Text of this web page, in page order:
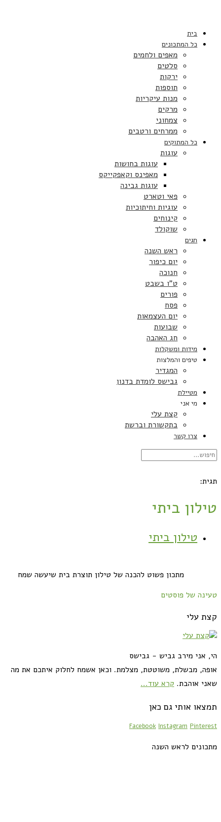
בית
כל המתכונים
מאפים ולחמים
סלטים
ירקות
תוספות
מנות עיקריות
מרקים
צמחוני
ממרחים ורטבים
כל המתוקים
עוגות
עוגות בחושות
מאפינס וקאפקייקס
עוגות גבינה
פאי וטארט
עוגיות וחיתוכיות
קינוחים
שוקולד
חגים
ראש השנה
יום כיפור
חנוכה
ט”ו בשבט
פורים
פסח
יום העצמאות
שבועות
חג האהבה
מידות ומשקלות
טיפים והמלצות
המגדיר
גבישס לומדת בדנון
מטיילת
מי אני
קצת עלי
בתקשורת וברשת
צרו קשר
תגית:
טילון ביתי
טילון ביתי
מתכון פשוט להכנה של טילון תוצרת בית שיעשה שמח
טעינה של פוסטים
קצת עלי
הי, אני מירב גביש - גבישס
אופה, מבשלת, משוטטת, מצלמת. וכאן אשמח לחלוק איתכם את מה
שאני אוהבת. קרא עוד...
תמצאו אותי גם כאן
Facebook Instagram Pinterest
מתכונים לראש השנה